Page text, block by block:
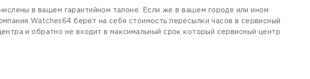
в вашем гарантийном талоне. Если же в вашем городе или ином
Watches64 берет на себя стоимость пересылки часов в сервисный
и обратно не входит в максимальный срок который сервисный центр